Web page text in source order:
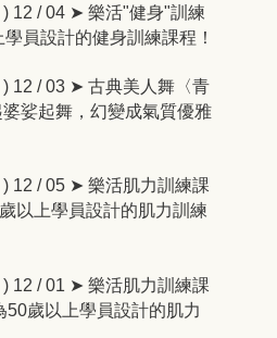
) 12 / 04 ➤ 樂活"健身"訓練
員設計的健身訓練課程！
) 12 / 03 ➤ 古典美人舞〈青
娑起舞，幻變成氣質優雅
) 12 / 05 ➤ 樂活肌力訓練課
以上學員設計的肌力訓練
) 12 / 01 ➤ 樂活肌力訓練課
50歲以上學員設計的肌力